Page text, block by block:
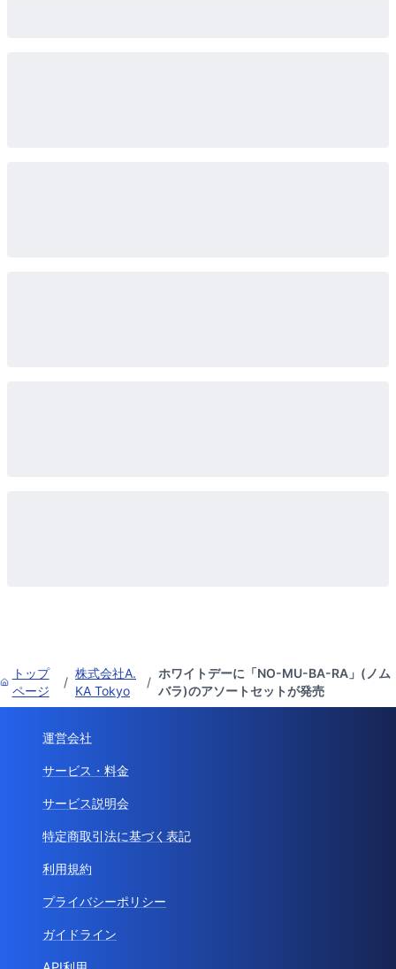
トップ
ページ
/
株式会社A.
KA Tokyo
/
ホワイトデーに「NO-MU-BA-RA」(ノム
バラ)のアソートセットが発売
運営会社
サービス・料金
サービス説明会
特定商取引法に基づく表記
利用規約
プライバシーポリシー
ガイドライン